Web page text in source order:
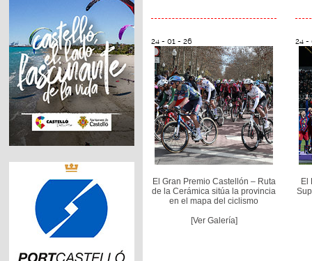
24 - 01 - 26
El Gran Premio Castellón – Ruta
de la Cerámica sitúa la provincia
en el mapa del ciclismo
[Ver Galería]
24 -
El